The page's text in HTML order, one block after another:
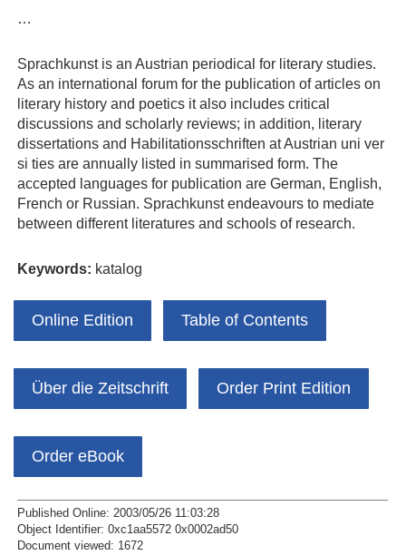
…
Sprachkunst is an Austrian periodical for literary studies.
As an international forum for the publication of articles on
literary history and poetics it also includes critical
discussions and scholarly reviews; in addition, literary
dissertations and Habilitationsschriften at Austrian uni ver
si ties are annually listed in summarised form. The
accepted languages for publication are German, English,
French or Russian. Sprachkunst endeavours to mediate
between different literatures and schools of research.
Keywords: katalog
Online Edition Table of Contents
Über die Zeitschrift Order Print Edition
Order eBook
Published Online: 2003/05/26 11:03:28
Object Identifier: 0xc1aa5572 0x0002ad50
Document viewed: 1672